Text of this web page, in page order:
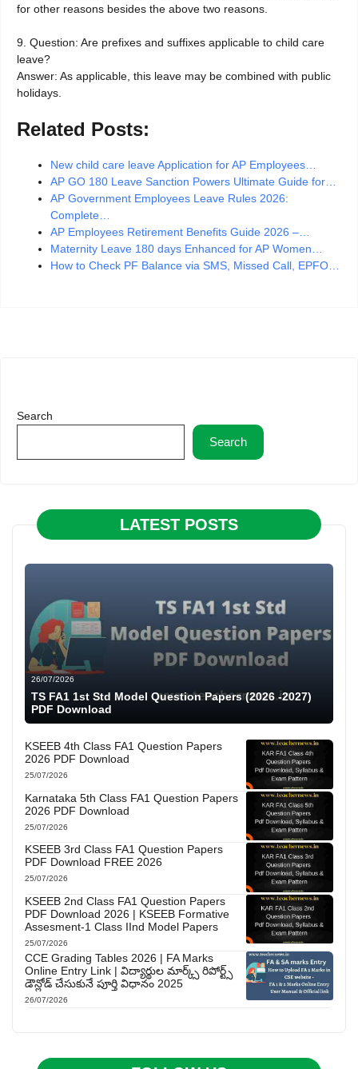
for other reasons besides the above two reasons.
9. Question: Are prefixes and suffixes applicable to child care
leave?
Answer: As applicable, this leave may be combined with public
holidays.
Related Posts:
New child care leave Application for AP Employees…
AP GO 180 Leave Sanction Powers Ultimate Guide for…
AP Government Employees Leave Rules 2026:
Complete…
AP Employees Retirement Benefits Guide 2026 –…
Maternity Leave 180 days Enhanced for AP Women…
How to Check PF Balance via SMS, Missed Call, EPFO…
Search
Search
LATEST POSTS
26/07/2026
TS FA1 1st Std Model Question Papers (2026 -2027)
PDF Download
KSEEB 4th Class FA1 Question Papers
2026 PDF Download
25/07/2026
Karnataka 5th Class FA1 Question Papers
2026 PDF Download
25/07/2026
KSEEB 3rd Class FA1 Question Papers
PDF Download FREE 2026
25/07/2026
KSEEB 2nd Class FA1 Question Papers
PDF Download 2026 | KSEEB Formative
Assesment-1 Class IInd Model Papers
25/07/2026
CCE Grading Tables 2026 | FA Marks
Online Entry Link | విద్యార్థుల మార్క్స్ రిపోర్ట్స్
డౌన్లోడ్ చేసుకునే పూర్తి విధానం 2025
26/07/2026